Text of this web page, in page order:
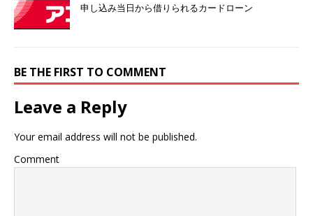
申し込み当日から借りられるカードローン
BE THE FIRST TO COMMENT
Leave a Reply
Your email address will not be published.
Comment